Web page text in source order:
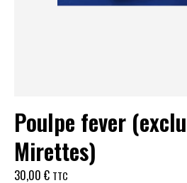
Poulpe fever
Mirettes)
30,00 € TTC